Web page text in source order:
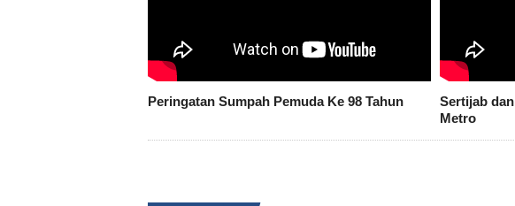
Peringatan Sumpah Pemuda Ke 98 Tahun
Sertijab
Metro